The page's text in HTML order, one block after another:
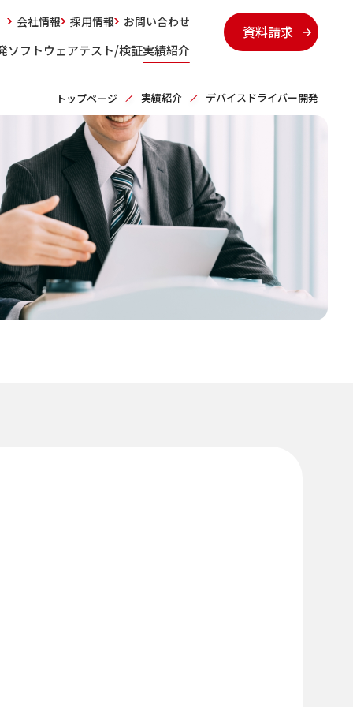
会社情報 採用情報 お問い合わせ
ソフトウェアテスト/検証実績紹介
資料請求
トップページ 実績紹介 デバイスドライバー開発